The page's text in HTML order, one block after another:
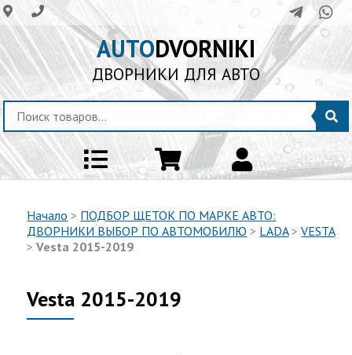
AUTODVORNIKI
ДВОРНИКИ ДЛЯ АВТО
Начало > ПОДБОР ЩЕТОК ПО МАРКЕ АВТО:
ДВОРНИКИ ВЫБОР ПО АВТОМОБИЛЮ > LADA>VESTA
>Vesta 2015-2019
Vesta 2015-2019